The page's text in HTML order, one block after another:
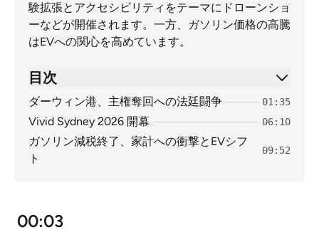
験拡張とアクセシビリティをテーマにドローンショ
ーなどが開催されます。一方、ガソリン価格の高騰
はEVへの関心を高めています。
目次
ダーウィン港、主権奪回への法廷闘争 01:35
Vivid Sydney 2026 開幕 06:10
ガソリン減税終了、家計への衝撃とEVシフ
ト
09:52
00:03